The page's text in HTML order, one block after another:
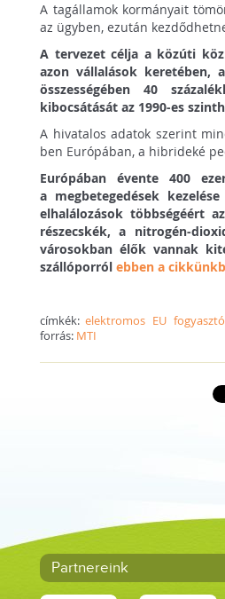
A tagállamok kormányait
az ügyben, ezután
A tervezet célja a közúti
azon vállalások keretében,
összességében 40
kibocsátását az 1990-es
A hivatalos adatok szerint
ben Európában, a hibrideké
Európában évente 400
a megbetegedések
elhalálozások többségéért
részecskék, a nitrogén-
városokban élők vannak
szállóporrólebben a
címkék:elektromos EU
forrás: MTI
Partnereink